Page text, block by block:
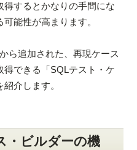
得するとかなりの手間にな
能性が高まります。
ら追加された、再現ケース
得できる「SQLテスト・ケ
介します。
・ビルダーの機